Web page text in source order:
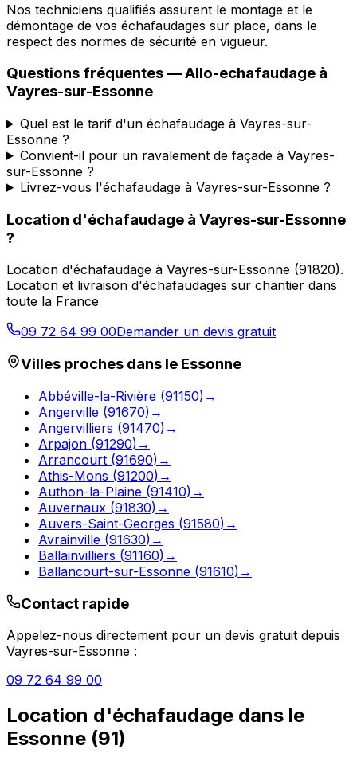
Nos techniciens qualifiés assurent le montage et le
démontage de vos échafaudages sur place, dans le
respect des normes de sécurité en vigueur.
Questions fréquentes —Allo-echafaudage à
Vayres-sur-Essonne
Quel est le tarif d'un échafaudage à Vayres-sur-
Essonne ?
Convient-il pour un ravalement de façade à Vayres-
sur-Essonne ?
Livrez-vous l'échafaudage à Vayres-sur-Essonne ?
Location d'échafaudage à Vayres-sur-Essonne
?
Location d'échafaudage à Vayres-sur-Essonne (91820).
Location et livraison d'échafaudages sur chantier dans
toute la France
09 72 64 99 00Demander un devis gratuit
Villes proches dans le Essonne
Abbéville-la-Rivière (91150) →
Angerville (91670) →
Angervilliers (91470) →
Arpajon (91290) →
Arrancourt (91690) →
Athis-Mons (91200) →
Authon-la-Plaine (91410) →
Auvernaux (91830) →
Auvers-Saint-Georges (91580) →
Avrainville (91630) →
Ballainvilliers (91160) →
Ballancourt-sur-Essonne (91610) →
Contact rapide
Appelez-nous directement pour un devis gratuit depuis
Vayres-sur-Essonne :
09 72 64 99 00
Location d'échafaudage dans le
Essonne (91)